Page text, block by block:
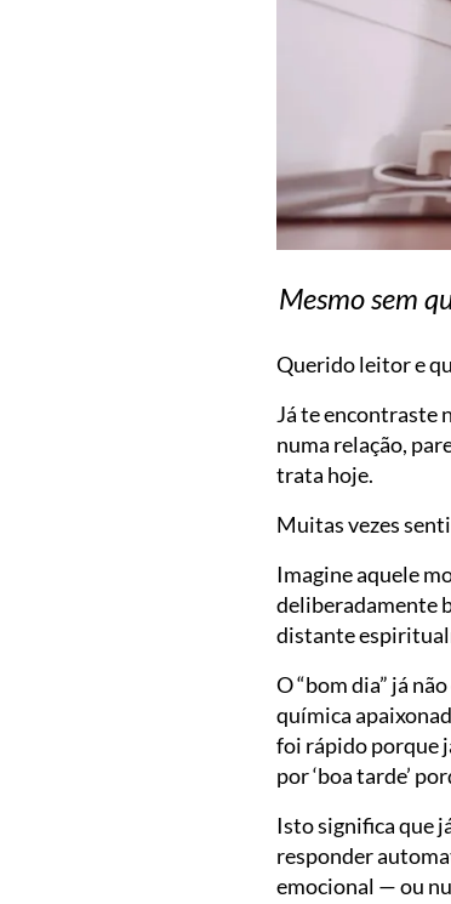
Mesmo sem
Querido leitor e
Já te encontraste
numa relação,
trata hoje.
Muitas vezes
Imagine aquele
deliberadamente
distante
O “bom dia” já
química
foi rápido porque
por ‘boa tarde’
Isto significa que
responder
emocional — ou